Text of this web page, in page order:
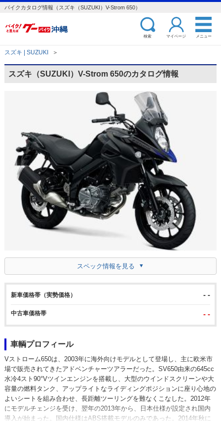
バイクカタログ情報（スズキ（SUZUKI）V-Strom 650）
検索 マイページ メニュー
スズキ | SUZUKI ＞
スズキ（SUZUKI）V-Strom 650のカタログ情報
スペック情報を見る
新車価格帯（実勢価格） - -
中古車価格帯 - -
車輌プロフィール
Vストローム650は、2003年に海外向けモデルとして登場し、主に欧米市
場で販売されてきたアドベンチャーツアラーだった。SV650由来の645cc
水冷4スト90°Vツインエンジンを搭載し、大型のウインドスクリーンや大
容量の燃料タンク、アップライトなライディングポジションに座り心地の
よいシートを組み合わせ、長距離ツーリングを難なくこなした。2012年
にモデルチェンジを受け、翌年の2013年から、日本仕様が設定され国内
導入が始まった。国内仕様はABS搭載モデルのみであった。2014年秋に